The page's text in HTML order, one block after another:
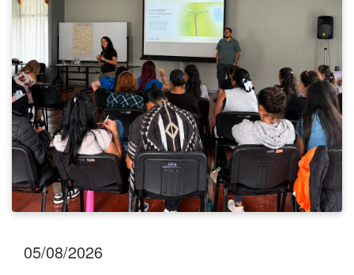
bienestar
emocional
de
estudiantes
del
INA
Los
Santos
05/08/2026